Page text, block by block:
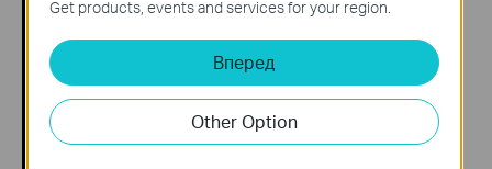
Get products, events and services for your region.
Вперед
Other Option